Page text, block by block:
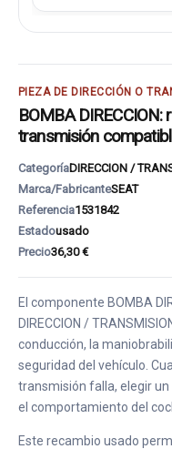
PIEZA DE DIRECCIÓN O
BOMBA
transmisión
CategoríaDIRECCION /
Marca/FabricanteSEAT
Referencia1531842
Estadousado
Precio36,30 €
El componente BOMBA
DIRECCION /
conducción, la
seguridad del vehículo.
transmisión falla, elegir
el comportamiento del
Este recambio usado